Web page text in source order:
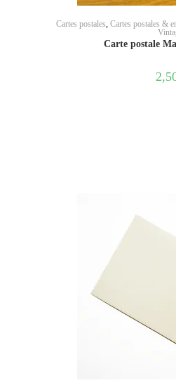
AJOUTER
Cartes postales, Cartes postales &
Carte postale